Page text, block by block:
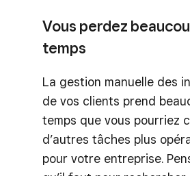
Vous perdez
temps
La gestion manuelle des
de vos clients prend
temps que vous pourriez
d’autres tâches plus
pour votre entreprise.